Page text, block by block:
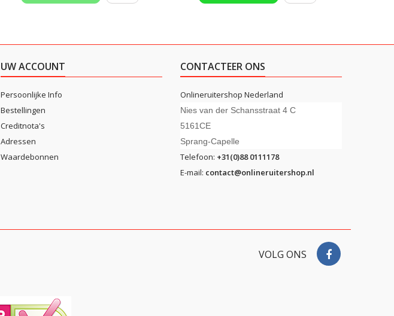
UW ACCOUNT
Persoonlijke Info
Bestellingen
Creditnota's
Adressen
Waardebonnen
CONTACTEER ONS
Onlineruitershop Nederland
Nies van der Schansstraat 4 C
5161CE
Sprang-Capelle
Telefoon: +31(0)88 0111178
E-mail: contact@onlineruitershop.nl
VOLG ONS